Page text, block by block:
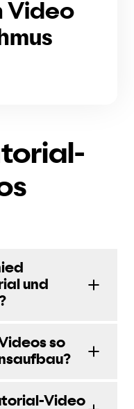
Video
und
so
Video